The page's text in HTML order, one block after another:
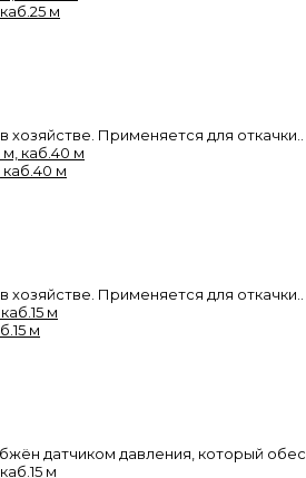
м
Применяется для откачки..
м
Применяется для откачки..
м
датчиком давления, который обес..